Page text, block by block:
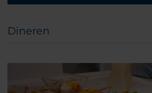
Dineren